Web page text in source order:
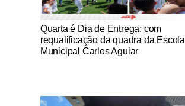
Notícias Católicas
Quarta é Dia de Entrega: com
requalificação da quadra da Escola
Municipal Carlos Aguiar